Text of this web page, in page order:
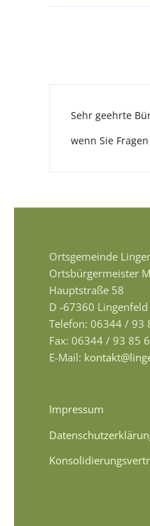
Sehr geehrte
wenn Sie
Ortsgemeinde
Ortsbürgermeister
Hauptstraße 58
D -67360 Lingenfeld
Telefon: 06344 / 93
Fax: 06344 / 93 85
E-Mail:
Impressum